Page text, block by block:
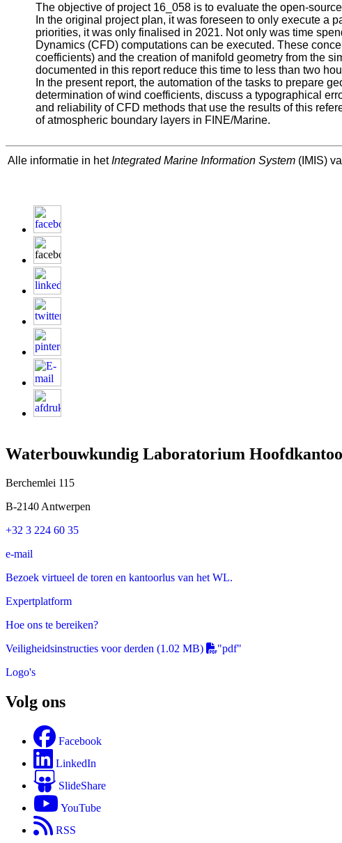
The objective of project 16_058 is to evaluate the
In the original project plan, it was foreseen to only execute a
priorities, it was only finalised in 2021. Not only was time
Dynamics (CFD) computations can be executed. These
coefficients) and the creation of manifold geometry from the
documented in this report reduce this time to less than two
In the present report, the automation of the tasks to prepare
determination of wind coefficients, discuss a typographical
and reliability of CFD methods that use the results of this
of atmospheric boundary layers in FINE/Marine.
Alle informatie in hetIntegrated Marine Information System (IMIS)
Waterbouwkundig Laboratorium
Berchemlei 115
B-2140 Antwerpen
+32 3 224 60 35
e-mail
Bezoek virtueel de toren en kantoorlus van het WL.
Expertplatform
Hoe ons te bereiken?
Veiligheidsinstructies voor derden (1.02 MB)
"pdf"
Logo's
Volg ons
Facebook
LinkedIn
SlideShare
YouTube
RSS